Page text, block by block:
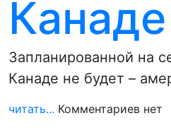
Канаде
Запланированной на
Канаде не будет –
читать... Комментариев нет